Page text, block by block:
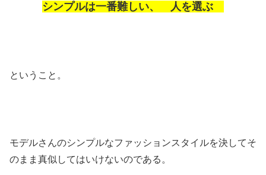
シンプルは一番難しい、 人を選ぶ
ということ。
モデルさんのシンプルなファッションスタイルを決してそ
のまま真似してはいけないのである。